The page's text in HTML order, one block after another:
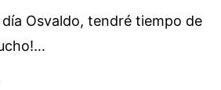
Osvaldo, tendré tiempo de